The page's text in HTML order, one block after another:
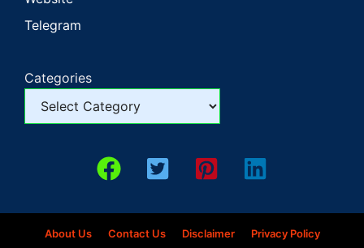
Telegram
Categories
About Us Contact Us Disclaimer Privacy Policy